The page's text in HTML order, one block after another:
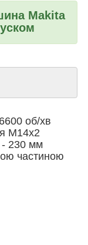
Makita
об/хв
M14x2
- 230 мм
частиною